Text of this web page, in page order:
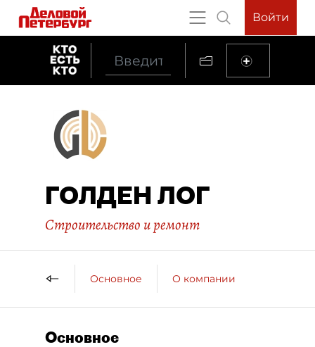
Войти
ГОЛДЕН ЛОГ
Строительство и ремонт
Основное О компании
Основное